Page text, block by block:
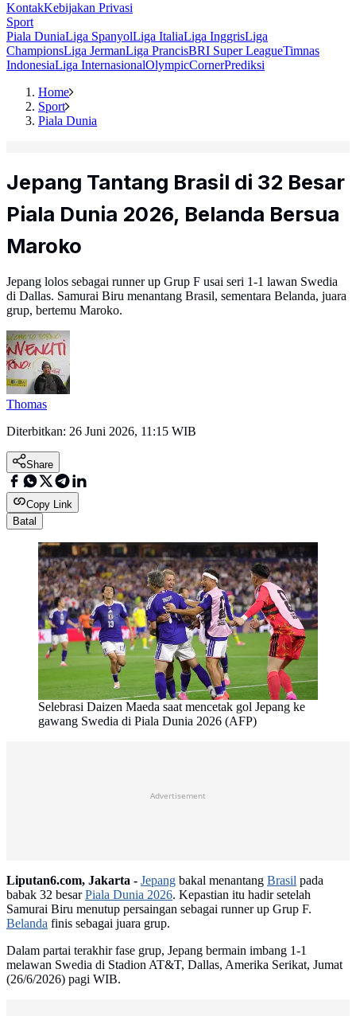
KontakKebijakan Privasi
Sport
Piala DuniaLiga SpanyolLiga ItaliaLiga InggrisLiga
ChampionsLiga JermanLiga PrancisBRI Super LeagueTimnas
IndonesiaLiga InternasionalOlympicCornerPrediksi
Home
Sport
Piala Dunia
Jepang Tantang Brasil di 32 Besar
Piala Dunia 2026, Belanda Bersua
Maroko
Jepang lolos sebagai runner up Grup F usai seri 1-1 lawan Swedia
di Dallas. Samurai Biru menantang Brasil, sementara Belanda, juara
grup, bertemu Maroko.
Thomas
Diterbitkan: 26 Juni 2026, 11:15 WIB
Share
Copy Link
Batal
Selebrasi Daizen Maeda saat mencetak gol Jepang ke
gawang Swedia di Piala Dunia 2026 (AFP)
Advertisement
Liputan6.com, Jakarta - Jepang bakal menantang Brasil pada
babak 32 besarPiala Dunia 2026. Kepastian itu hadir setelah
Samurai Biru menutup persaingan sebagai runner up Grup F.
Belanda finis sebagai juara grup.
Dalam partai terakhir fase grup, Jepang bermain imbang 1-1
melawan Swedia di Stadion AT&T, Dallas, Amerika Serikat, Jumat
(26/6/2026) pagi WIB.